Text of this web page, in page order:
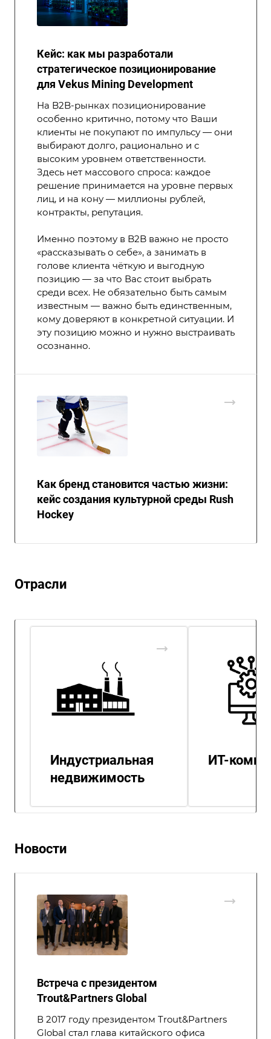
Кейс: как мы разработали
стратегическое позиционирование
для Vekus Mining Development
На B2B-рынках позиционирование
особенно критично, потому что Ваши
клиенты не покупают по импульсу — они
выбирают долго, рационально и с
высоким уровнем ответственности.
Здесь нет массового спроса: каждое
решение принимается на уровне первых
лиц, и на кону — миллионы рублей,
контракты, репутация.
Именно поэтому в B2B важно не просто
«рассказывать о себе», а занимать в
голове клиента чёткую и выгодную
позицию — за что Вас стоит выбрать
среди всех. Не обязательно быть самым
известным — важно быть единственным,
кому доверяют в конкретной ситуации. И
эту позицию можно и нужно выстраивать
осознанно.
Как бренд становится частью жизни:
кейс создания культурной среды Rush
Hockey
Отрасли
Индустриальная
недвижимость
ИТ-
Новости
Встреча с президентом
Trout&Partners Global
В 2017 году президентом Trout&Partners
Global стал глава китайского офиса